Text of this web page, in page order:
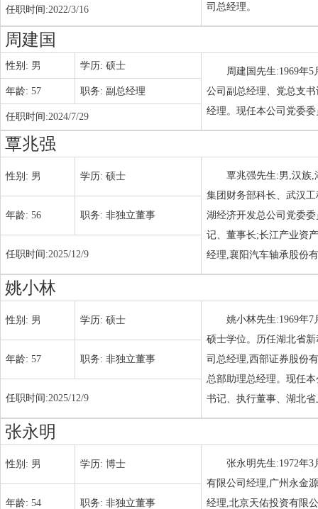
司总经理。
任职时间:2022/3/16
周建国
性别: 男 学历: 硕士
周建国先生:1969年
公司副总经理、党总支
经理。现任本公司党委
年龄: 57 职务: 副总经理
任职时间:2024/7/29
覃兆强
性别: 男 学历: 硕士
覃兆强先生:男,汉族,
集团财务部科长、武汉
湖经济开发总公司党委
记、董事长;长江产业资
经理,襄阳汽车轴承股份
年龄: 56 职务: 非独立董事
任职时间:2025/12/9
姚小林
性别: 男 学历: 硕士
姚小林先生:1969年
硕士学位。历任湖北省
司总经理,西部证券股份
总部助理总经理。现任
书记、执行董事、湖北
年龄: 57 职务: 非独立董事
任职时间:2025/12/9
张永明
性别: 男 学历: 博士
张永明先生:1972年
有限公司经理,广州永金
经理,北京天佑投资有限
年龄: 54 职务: 非独立董事